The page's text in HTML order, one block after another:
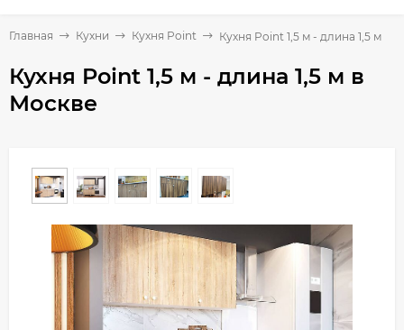
Главная Кухни Кухня Point Кухня Point 1,5 м - длина 1,5 м
Кухня Point 1,5 м - длина 1,5 м в
Москве